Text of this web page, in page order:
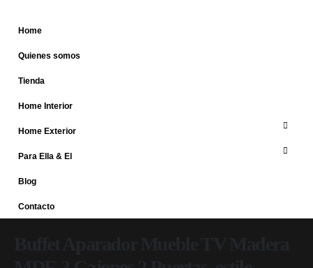
Home
Quienes somos
Tienda
Home Interior
Home Exterior
Para Ella & El
Blog
Contacto